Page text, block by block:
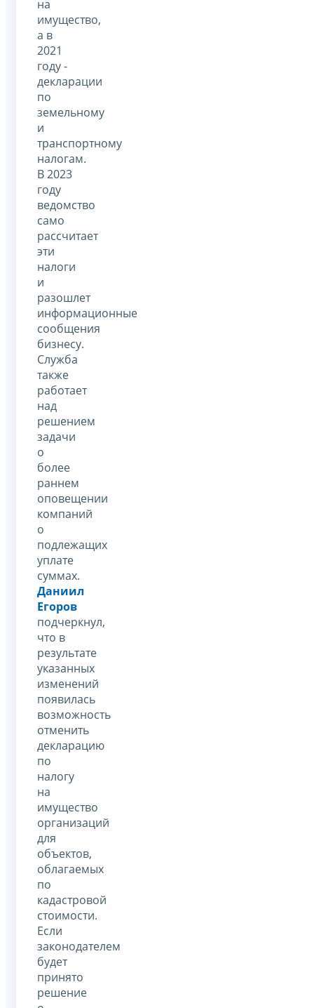
на
имущество,
а в
2021
году -
декларации
по
земельному
и
транспортному
налогам.
В 2023
году
ведомство
само
рассчитает
эти
налоги
и
разошлет
информационные
сообщения
бизнесу.
Служба
также
работает
над
решением
задачи
о
более
раннем
оповещении
компаний
о
подлежащих
уплате
суммах.
Даниил
Егоров
подчеркнул,
что в
результате
указанных
изменений
появилась
возможность
отменить
декларацию
по
налогу
на
имущество
организаций
для
объектов,
облагаемых
по
кадастровой
стоимости.
Если
законодателем
будет
принято
решение